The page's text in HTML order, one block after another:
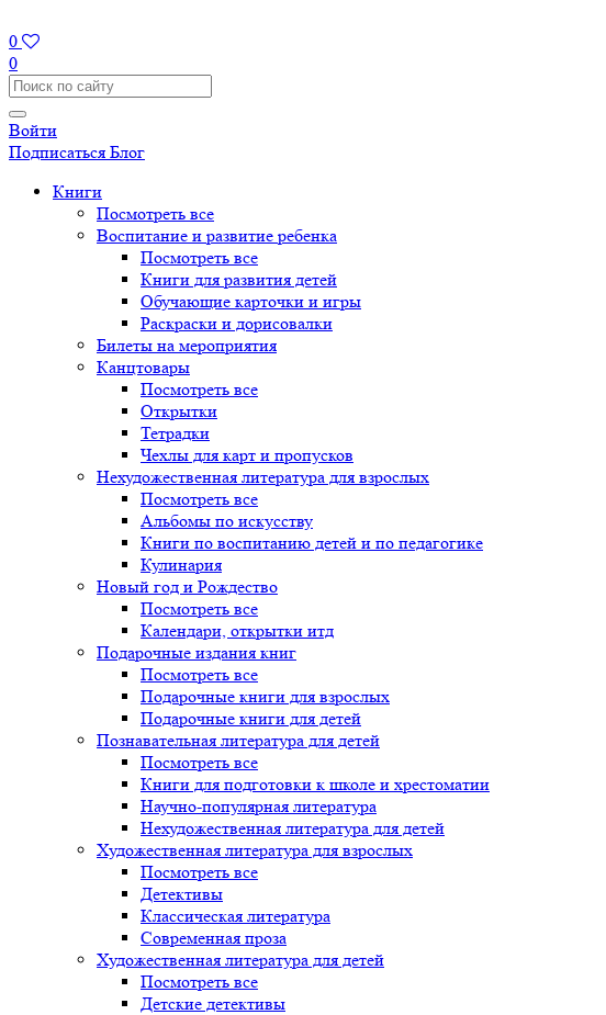
0
0
Войти
Подписаться Блог
Книги
Посмотреть все
Воспитание и развитие ребенка
Посмотреть все
Книги для развития детей
Обучающие карточки и игры
Раскраски и дорисовалки
Билеты на мероприятия
Канцтовары
Посмотреть все
Открытки
Тетрадки
Чехлы для карт и пропусков
Нехудожественная литература для взрослых
Посмотреть все
Альбомы по искусству
Книги по воспитанию детей и по педагогике
Кулинария
Новый год и Рождество
Посмотреть все
Календари, открытки итд
Подарочные издания книг
Посмотреть все
Подарочные книги для взрослых
Подарочные книги для детей
Познавательная литература для детей
Посмотреть все
Книги для подготовки к школе и хрестоматии
Научно-популярная литература
Нехудожественная литература для детей
Художественная литература для взрослых
Посмотреть все
Детективы
Классическая литература
Современная проза
Художественная литература для детей
Посмотреть все
Детские детективы